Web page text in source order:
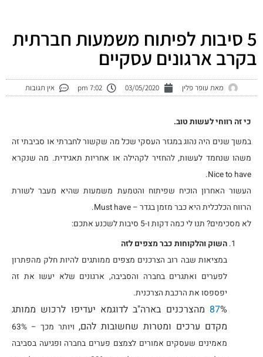
5 סיבות לפיתוח משמעות חברתית
בקרב ארגונים עסקיים
מאת עופר פלין 03/05/2020
7:02 pm אין תגובות
כי זה רווחי לעשות טוב.
במשך שנים היה נהוג במגזר העסקי שכל מה שקשור לחברתי או סביבתי זה
משהו שנחמד לעשות, להחזיר לקהילה או אחריות תאגידית. מה שנקרא
Nice to have.
העשור האחרון הוכיח שפיתוח והטמעת משמעות שהיא מעבר לשורת
הרווח הכלכלית היא כבר מזמן בגדר – Must have.
לא מסכימים? תנו לי כמה דקות ו-5 סיבות לשכנע אתכם:
השוק והלקוחות כבר מצפים לזה
במציאות שבה רוב הצרכנים מצפים ממותגים להיות חלק מהפתרון
לפערים ואתגרים בחברה והסביבה, ארגונים שלא יעשו את זה
יפספסו את הרכבת הצרכנית.
87 % מהצרכנים בארה"ב לדוגמא יעדיפו לרכוש ממותג
מקדם ערכים ומטרות שחשובות להם,
ויותר מכך – 63%
מאמינים שעסקים אמורים לצמצם פערים בחברה ופגיעה בסביבה